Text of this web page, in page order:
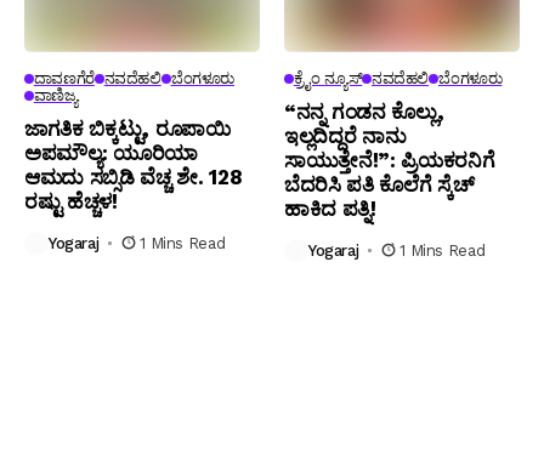
ದಾವಣಗೆರೆ ನವದೆಹಲಿ ಬೆಂಗಳೂರು
ವಾಣಿಜ್ಯ
ಜಾಗತಿಕ ಬಿಕ್ಕಟ್ಟು, ರೂಪಾಯಿ
ಅಪಮೌಲ್ಯ: ಯೂರಿಯಾ
ಆಮದು ಸಬ್ಸಿಡಿ ವೆಚ್ಚ ಶೇ. 128
ರಷ್ಟು ಹೆಚ್ಚಳ!
Yogaraj 1 Mins Read
ಕ್ರೈಂ ನ್ಯೂಸ್ ನವದೆಹಲಿ ಬೆಂಗಳೂರು
“ನನ್ನ ಗಂಡನ ಕೊಲ್ಲು,
ಇಲ್ಲದಿದ್ದರೆ ನಾನು
ಸಾಯುತ್ತೇನೆ!”: ಪ್ರಿಯಕರನಿಗೆ
ಬೆದರಿಸಿ ಪತಿ ಕೊಲೆಗೆ ಸ್ಕೆಚ್
ಹಾಕಿದ ಪತ್ನಿ!
Yogaraj 1 Mins Read